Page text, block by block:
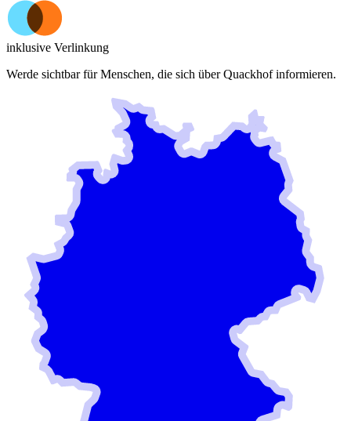
inklusive Verlinkung
Werde sichtbar für Menschen, die sich überQuackhofinformieren.